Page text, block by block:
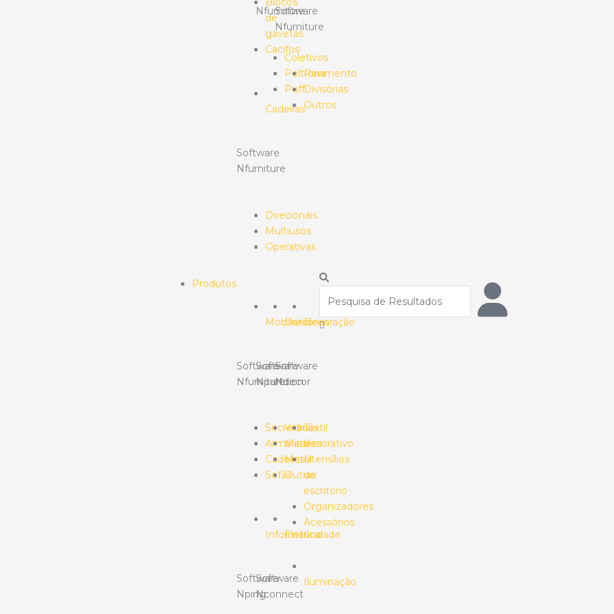
de
gavetas
Cacifos
Cadeiras
Software
Nfurniture
Direcionais
Multiusos
Operativas
Nfurniture
Coletivos
Poltrona
Puff
Software
Nfurniture
Pavimento
Divisórias
Outros
Produtos
Mobiliário
Software
Nfurniture
Secretárias
Armários
Cadeiras
Sofás
Informática
Software
Nping
Divisórias
Software
Npartition
Vidro
Madeira
Metal
Outras
Eletricidade
Software
Nconnect
Decoração
Software
Ndecor
Têxtil
decorativo
Utensílios
de
escritório
Organizadores
Acessórios
Iluminação
Procurar